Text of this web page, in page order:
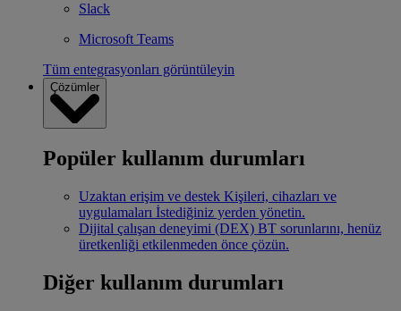
Slack
Microsoft Teams
Tüm entegrasyonları görüntüleyin
Çözümler
Popüler kullanım durumları
Uzaktan erişim ve destek Kişileri, cihazları ve
uygulamaları İstediğiniz yerden yönetin.
Dijital çalışan deneyimi (DEX) BT sorunlarını, henüz
üretkenliği etkilenmeden önce çözün.
Diğer kullanım durumları